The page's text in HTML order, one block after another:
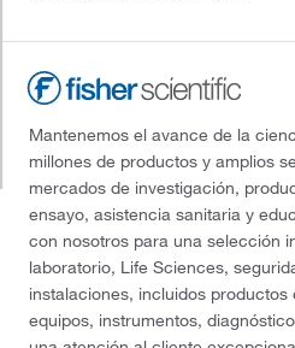
Mantenemos el avance de la
millones de productos y amplios
mercados de investigación,
ensayo, asistencia sanitaria y
con nosotros para una selección
laboratorio, Life Sciences,
instalaciones, incluidos
equipos, instrumentos,